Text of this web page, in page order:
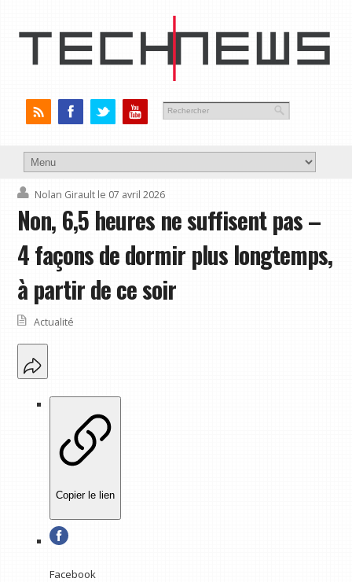
Nolan Girault le 07 avril 2026
Non, 6,5 heures ne suffisent pas –
4 façons de dormir plus longtemps,
à partir de ce soir
Actualité
Copier le lien
Facebook